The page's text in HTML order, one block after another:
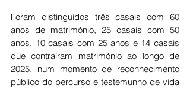
Foram distinguidos três casais com 60
anos de matrimónio, 25 casais com 50
anos, 10 casais com 25 anos e 14 casais
que contraíram matrimónio ao longo de
2025, num momento de reconhecimento
público do percurso e testemunho de vida